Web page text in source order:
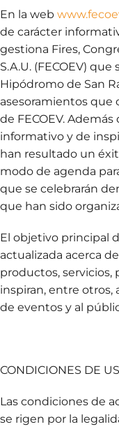
En la web
de carácter
gestiona Fires,
S.A.U. (FECOEV)
Hipódromo de San
asesoramientos que
de FECOEV.
informativo y de
han resultado un
modo de agenda
que se celebrarán
que han sido
El objetivo principal
actualizada acerca
productos,
inspiran, entre otros,
de eventos y al
CONDICIONES DE
Las condiciones de
se rigen por la